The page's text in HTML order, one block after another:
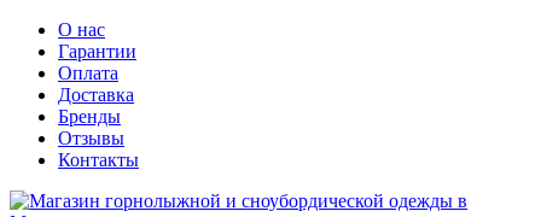
О нас
Гарантии
Оплата
Доставка
Бренды
Отзывы
Контакты